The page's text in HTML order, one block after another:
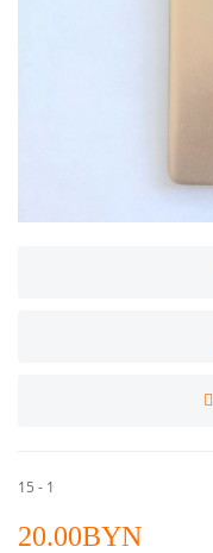
15 - 1
20.00BYN